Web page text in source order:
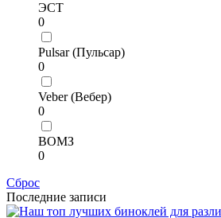
ЭСТ
0
Pulsar (Пульсар)
0
Veber (Вебер)
0
ВОМЗ
0
Сброс
Последние записи